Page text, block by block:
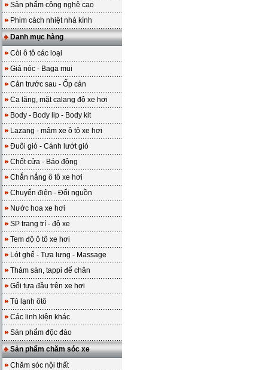
Sản phẩm công nghệ cao
Phim cách nhiệt nhà kính
Danh mục hàng
Còi ô tô các loại
Giá nóc - Baga mui
Cản trước sau - Ốp cản
Ca lăng, mặt calang độ xe hơi
Body - Body lip - Body kit
Lazang - mâm xe ô tô xe hơi
Đuôi gió - Cánh lướt gió
Chốt cửa - Báo động
Chắn nắng ô tô xe hơi
Chuyển điện - Đổi nguồn
Nước hoa xe hơi
SP trang trí - độ xe
Tem độ ô tô xe hơi
Lót ghế - Tựa lưng - Massage
Thảm sàn, tappi để chân
Gối tựa đầu trên xe hơi
Tủ lạnh ôtô
Các linh kiện khác
Sản phẩm độc đáo
Sản phẩm chăm sóc xe
Chăm sóc nội thất